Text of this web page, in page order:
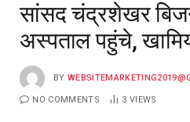
सांसद चंद्रशेखर
अस्पताल पहुंचे,
BY
NO COMMENTS 3 VIEWS